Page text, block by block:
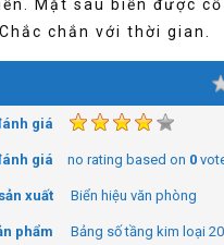
Mặt sau biển được
chắn với thời gian.
giá
giá no rating based on 0
xuất Biển hiệu văn phòng
phẩm Bảng số tầng kim loại